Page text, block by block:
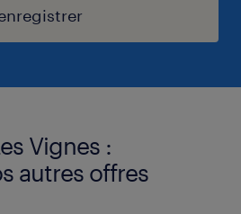
Vignes :
autres offres